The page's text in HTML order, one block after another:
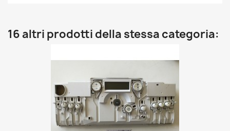
16 altri prodotti della stessa categoria: